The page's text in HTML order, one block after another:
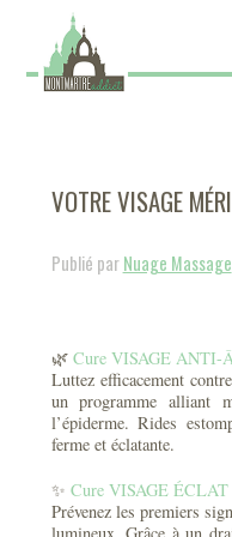
VOTRE VISAGE
Publié parNuage Massage
🌿 Cure VISAGE ANTI-
Luttez efficacement
un programme alliant
l’épiderme. Rides
ferme et éclatante.
✨ Cure VISAGE ÉCLAT
Prévenez les premiers